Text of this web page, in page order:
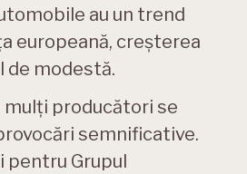
au un trend
europeană, creșterea
de modestă.
mulți producători se
semnificative.
pentru Grupul